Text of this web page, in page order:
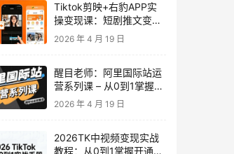
Tiktok剪映+右豹APP实
操变现课：短剧推文变现
全教程来了！
2026 年 4 月 19 日
醒目老师：阿里国际站运
营系列课 – 从0到1掌握平
台运营核心技巧
2026 年 4 月 19 日
2026TK中视频变现实战
教程：从0到1掌握开通、